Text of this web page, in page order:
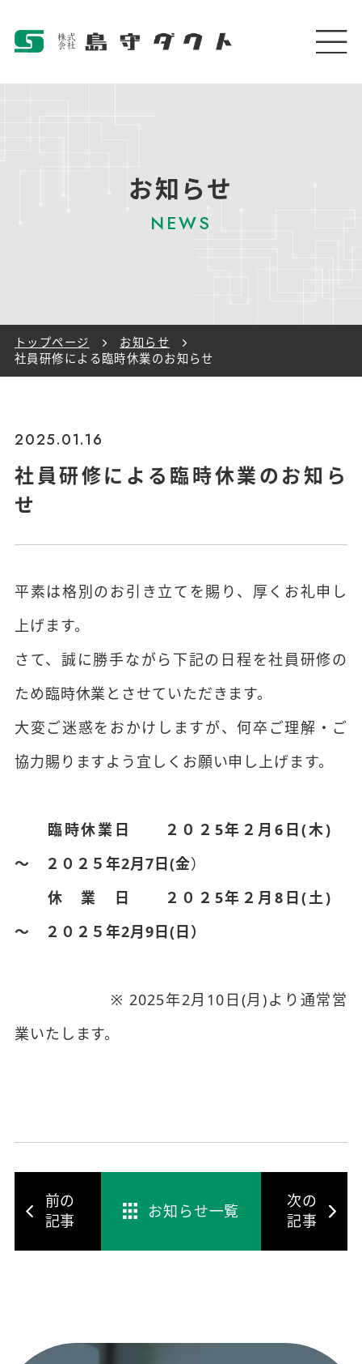
お知らせ
トップページ
お知らせ
社員研修による臨時休業のお知らせ
社員研修による臨時休業のお知ら
せ
2025.01.16
平素は格別のお引き立てを賜り、厚くお礼申し
上げます。
さて、誠に勝手ながら下記の日程を社員研修の
ため臨時休業とさせていただきます。
大変ご迷惑をおかけしますが、何卒ご理解・ご
協力賜りますよう宜しくお願い申し上げます。
臨時休業日
２０２5年２月6日(木)
～ ２０２５年2月7日(金）
休 業 日
２０２5年２月8日(土)
～ ２０２５年2月9日(日）
※ 2025年2月10日(月)より通常営
業いたします。
前の
記事
お知らせ一覧
次の
記事